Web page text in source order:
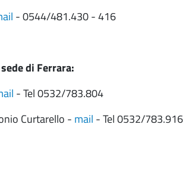
- 0544/481.430 - 416
di Ferrara:
- Tel 0532/783.804
Curtarello - mail - Tel 0532/783.916